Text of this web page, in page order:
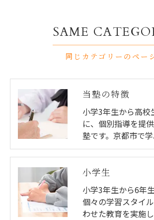
同じカテゴリーのペー
SAME
当塾の特徴
小学3年生から高校
に、個別指導を提
塾です。京都市で
小学生
小学3年生から6年
個々の学習スタイ
わせた教育を実施